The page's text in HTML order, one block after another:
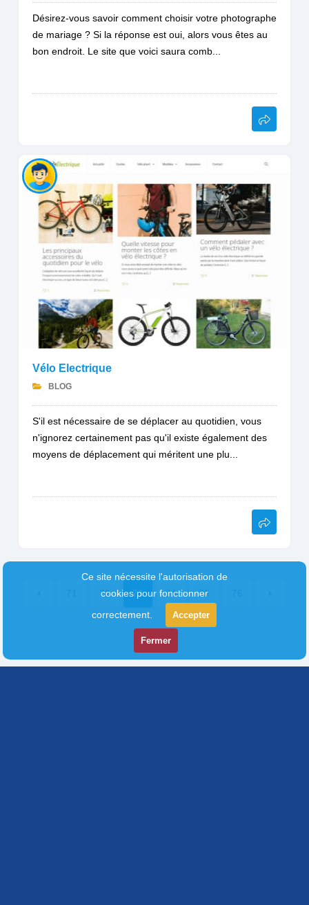
Désirez-vous savoir comment choisir votre photographe
de mariage ? Si la réponse est oui, alors vous êtes au
bon endroit. Le site que voici saura comb...
Vélo Electrique
BLOG
S'il est nécessaire de se déplacer au quotidien, vous
n'ignorez certainement pas qu'il existe également des
moyens de déplacement qui méritent une plu...
72 73 74 75
Ce site nécessite l'autorisation de
cookies pour fonctionner
correctement.
Accepter
Fermer